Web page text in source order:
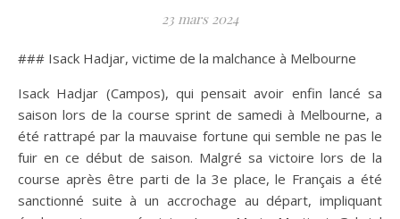
23 mars 2024
### Isack Hadjar, victime de la malchance à Melbourne
Isack Hadjar (Campos), qui pensait avoir enfin lancé sa
saison lors de la course sprint de samedi à Melbourne, a
été rattrapé par la mauvaise fortune qui semble ne pas le
fuir en ce début de saison. Malgré sa victoire lors de la
course après être parti de la 3e place, le Français a été
sanctionné suite à un accrochage au départ, impliquant